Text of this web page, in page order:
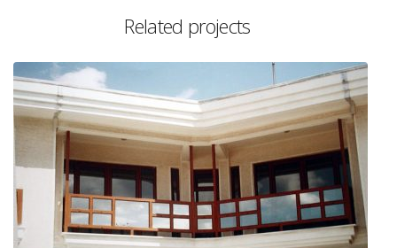
Related projects